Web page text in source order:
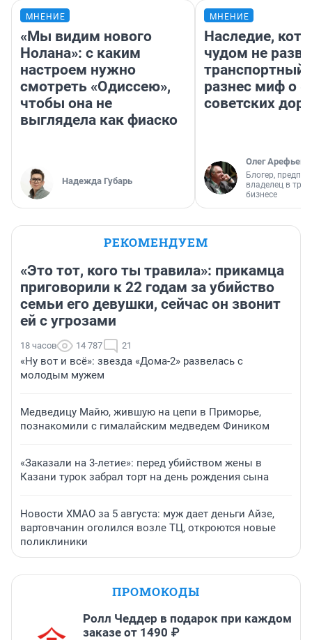
МНЕНИЕ
«Мы видим нового
Нолана»: с каким
настроем нужно
смотреть «Одиссею»,
чтобы она не
выглядела как фиаско
Надежда Губарь
МНЕНИЕ
Наследие,
чудом не
транспортный
разнес миф о
советских
Олег Арефьев
Блогер,
владелец в
бизнесе
РЕКОМЕНДУЕМ
«Это тот, кого ты травила»: прикамца
приговорили к 22 годам за убийство
семьи его девушки, сейчас он звонит
ей с угрозами
18 часов 14 787 21
«Ну вот и всё»: звезда «Дома-2» развелась с
молодым мужем
Медведицу Майю, жившую на цепи в Приморье,
познакомили с гималайским медведем Фиником
«Заказали на 3-летие»: перед убийством жены в
Казани турок забрал торт на день рождения сына
Новости ХМАО за 5 августа: муж дает деньги Айзе,
вартовчанин оголился возле ТЦ, откроются новые
поликлиники
ПРОМОКОДЫ
Ролл Чеддер в подарок при каждом
заказе от 1490 ₽